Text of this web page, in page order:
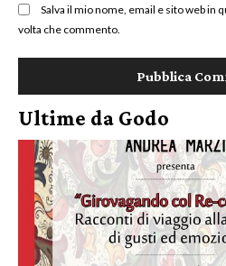
Salva il mio nome, email e sito web in
volta che commento.
Ultime da Godo